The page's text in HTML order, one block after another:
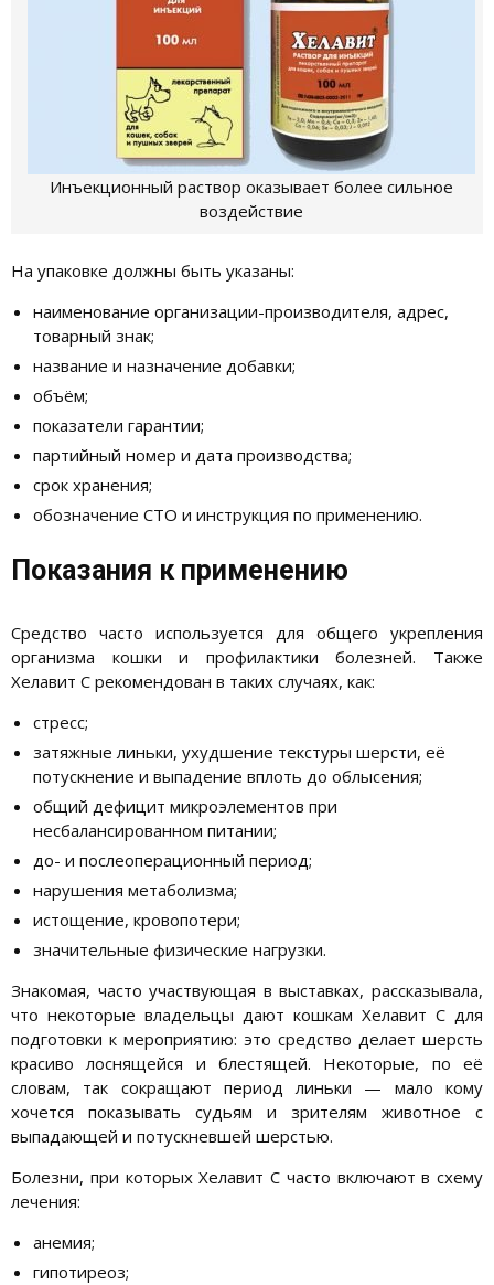
Инъекционный раствор оказывает более сильное
воздействие
На упаковке должны быть указаны:
наименование организации-производителя, адрес,
товарный знак;
название и назначение добавки;
объём;
показатели гарантии;
партийный номер и дата производства;
срок хранения;
обозначение СТО и инструкция по применению.
Показания к применению
Средство часто используется для общего укрепления
организма кошки и профилактики болезней. Также
Хелавит С рекомендован в таких случаях, как:
стресс;
затяжные линьки, ухудшение текстуры шерсти, её
потускнение и выпадение вплоть до облысения;
общий дефицит микроэлементов при
несбалансированном питании;
до- и послеоперационный период;
нарушения метаболизма;
истощение, кровопотери;
значительные физические нагрузки.
Знакомая, часто участвующая в выставках, рассказывала,
что некоторые владельцы дают кошкам Хелавит С для
подготовки к мероприятию: это средство делает шерсть
красиво лоснящейся и блестящей. Некоторые, по её
словам, так сокращают период линьки — мало кому
хочется показывать судьям и зрителям животное с
выпадающей и потускневшей шерстью.
Болезни, при которых Хелавит С часто включают в схему
лечения:
анемия;
гипотиреоз;